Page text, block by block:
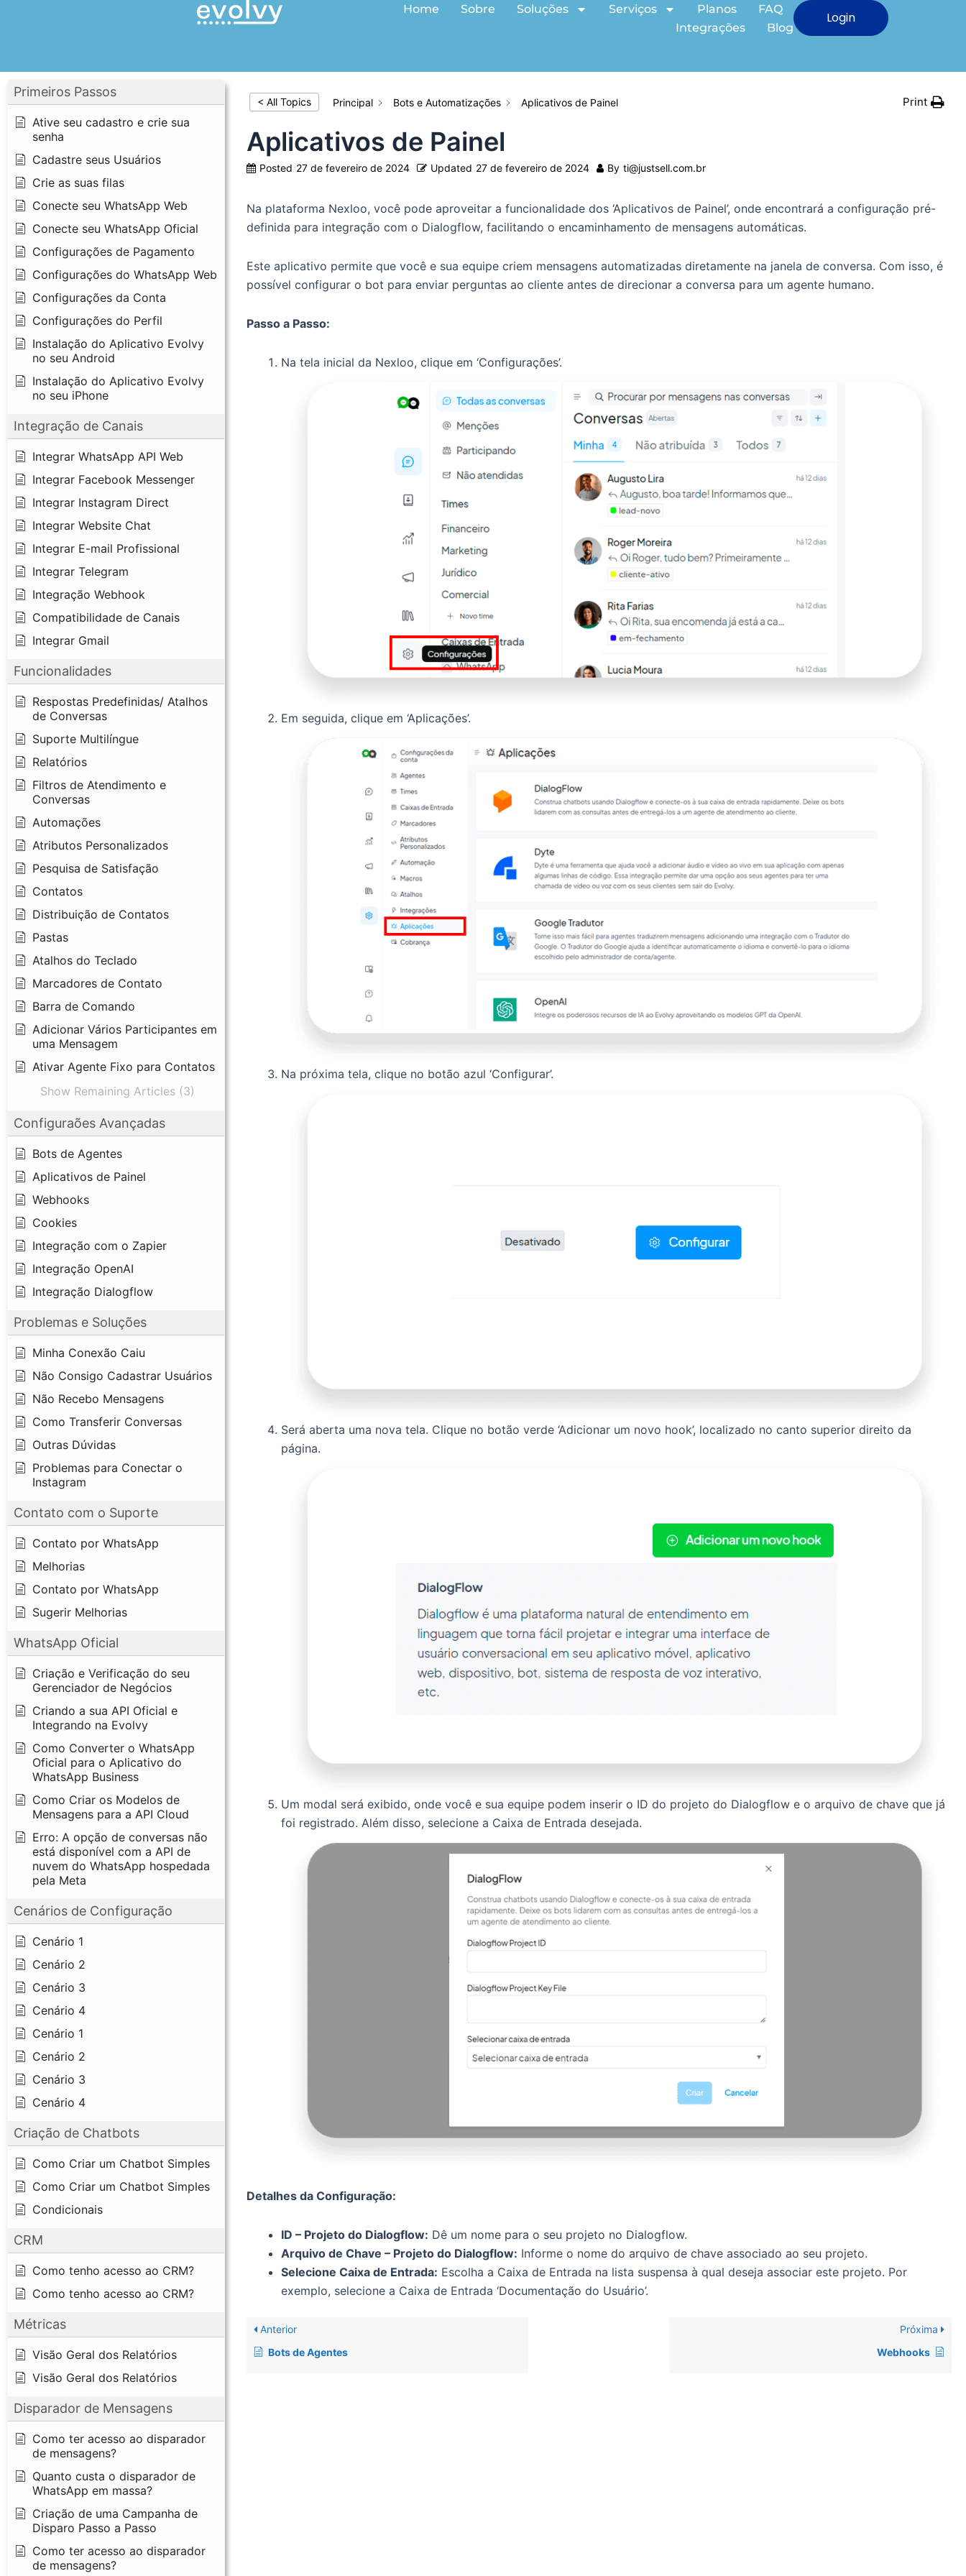
Home Sobre Soluções Serviços Planos
FAQ
Integrações
Blog
Login
Primeiros Passos
Ative seu cadastro e crie sua
senha
Cadastre seus Usuários
Crie as suas filas
Conecte seu WhatsApp Web
Conecte seu WhatsApp Oficial
Configurações de Pagamento
Configurações do WhatsApp Web
Configurações da Conta
Configurações do Perfil
Instalação do Aplicativo Evolvy
no seu Android
Instalação do Aplicativo Evolvy
no seu iPhone
Integração de Canais
Integrar WhatsApp API Web
Integrar Facebook Messenger
Integrar Instagram Direct
Integrar Website Chat
Integrar E-mail Profissional
Integrar Telegram
Integração Webhook
Compatibilidade de Canais
Integrar Gmail
Funcionalidades
Respostas Predefinidas/ Atalhos
de Conversas
Suporte Multilíngue
Relatórios
Filtros de Atendimento e
Conversas
Automações
Atributos Personalizados
Pesquisa de Satisfação
Contatos
Distribuição de Contatos
Pastas
Atalhos do Teclado
Marcadores de Contato
Barra de Comando
Adicionar Vários Participantes em
uma Mensagem
Ativar Agente Fixo para Contatos
Show Remaining Articles (3)
Configuraões Avançadas
Bots de Agentes
Aplicativos de Painel
Webhooks
Cookies
Integração com o Zapier
Integração OpenAI
Integração Dialogflow
Problemas e Soluções
Minha Conexão Caiu
Não Consigo Cadastrar Usuários
Não Recebo Mensagens
Como Transferir Conversas
Outras Dúvidas
Problemas para Conectar o
Instagram
Contato com o Suporte
Contato por WhatsApp
Melhorias
Contato por WhatsApp
Sugerir Melhorias
WhatsApp Oficial
Criação e Verificação do seu
Gerenciador de Negócios
Criando a sua API Oficial e
Integrando na Evolvy
Como Converter o WhatsApp
Oficial para o Aplicativo do
WhatsApp Business
Como Criar os Modelos de
Mensagens para a API Cloud
Erro: A opção de conversas não
está disponível com a API de
nuvem do WhatsApp hospedada
pela Meta
Cenários de Configuração
Cenário 1
Cenário 2
Cenário 3
Cenário 4
Cenário 1
Cenário 2
Cenário 3
Cenário 4
Criação de Chatbots
Como Criar um Chatbot Simples
Como Criar um Chatbot Simples
Condicionais
CRM
Como tenho acesso ao CRM?
Como tenho acesso ao CRM?
Métricas
Visão Geral dos Relatórios
Visão Geral dos Relatórios
Disparador de Mensagens
Como ter acesso ao disparador
de mensagens?
Quanto custa o disparador de
WhatsApp em massa?
Criação de uma Campanha de
Disparo Passo a Passo
Como ter acesso ao disparador
de mensagens?
< All Topics Principal Bots e Automatizações Aplicativos de Painel Print
Aplicativos de Painel
Posted 27 de fevereiro de 2024 Updated 27 de fevereiro de 2024 By ti@justsell.com.br
Na plataforma Nexloo, você pode aproveitar a funcionalidade dos ‘Aplicativos de Painel’, onde encontrará a configuração pré-
definida para integração com o Dialogflow, facilitando o encaminhamento de mensagens automáticas.
Este aplicativo permite que você e sua equipe criem mensagens automatizadas diretamente na janela de conversa. Com isso, é
possível configurar o bot para enviar perguntas ao cliente antes de direcionar a conversa para um agente humano.
Passo a Passo:
Na tela inicial da Nexloo, clique em ‘Configurações’.
Em seguida, clique em ‘Aplicações’.
Na próxima tela, clique no botão azul ‘Configurar’.
Será aberta uma nova tela. Clique no botão verde ‘Adicionar um novo hook’, localizado no canto superior direito da
página.
Um modal será exibido, onde você e sua equipe podem inserir o ID do projeto do Dialogflow e o arquivo de chave que já
foi registrado. Além disso, selecione a Caixa de Entrada desejada.
Detalhes da Configuração:
ID – Projeto do Dialogflow: Dê um nome para o seu projeto no Dialogflow.
Arquivo de Chave – Projeto do Dialogflow: Informe o nome do arquivo de chave associado ao seu projeto.
Selecione Caixa de Entrada: Escolha a Caixa de Entrada na lista suspensa à qual deseja associar este projeto. Por
exemplo, selecione a Caixa de Entrada ‘Documentação do Usuário’.
Anterior
Bots de Agentes
Próxima
Webhooks